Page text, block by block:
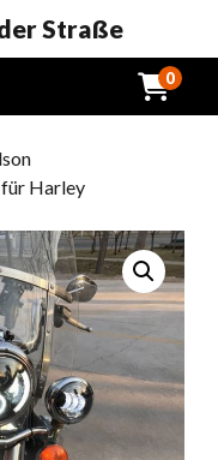
Straße
0
für Harley